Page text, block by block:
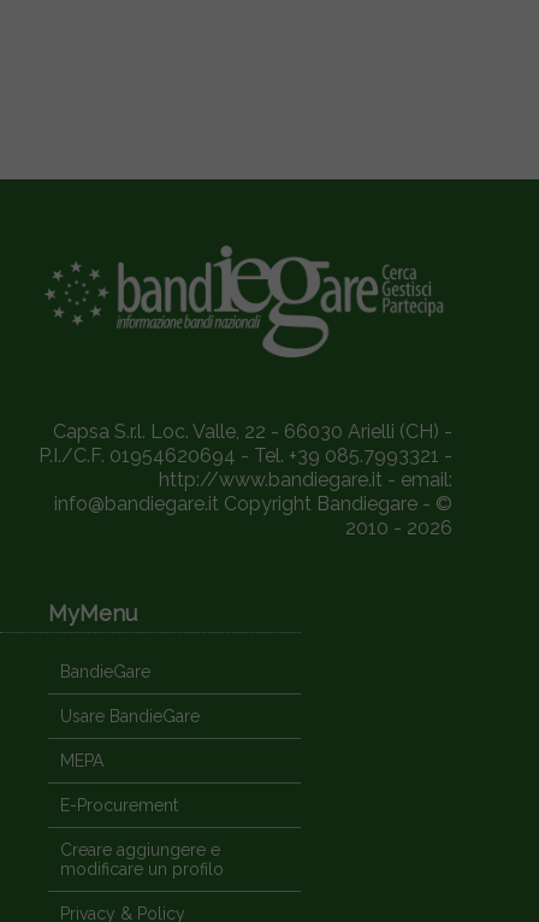
Capsa S.r.l. Loc. Valle, 22 - 66030 Arielli (CH) -
P.I./C.F. 01954620694 - Tel. +39 085.7993321 -
http://www.bandiegare.it - email:
info@bandiegare.it Copyright Bandiegare - ©
2010 - 2026
MyMenu
BandieGare
Usare BandieGare
MEPA
E-Procurement
Creare aggiungere e
modificare un profilo
Privacy & Policy